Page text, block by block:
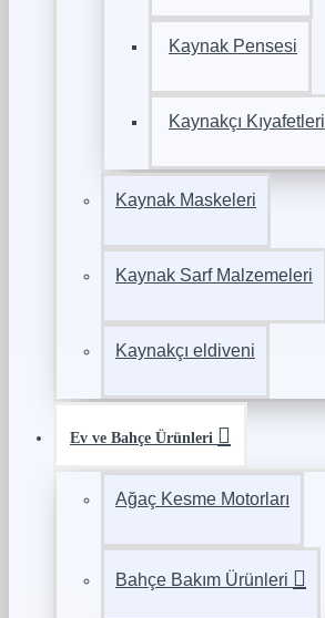
Kaynak Pensesi
Kaynakçı Kıyafetleri
Kaynak Maskeleri
Kaynak Sarf Malzemeleri
Kaynakçı eldiveni
Ev ve Bahçe Ürünleri
Ağaç Kesme Motorları
Bahçe Bakım Ürünleri